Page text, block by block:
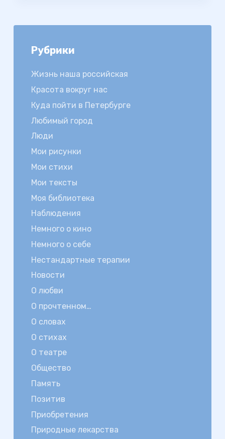
Рубрики
Жизнь наша российская
Красота вокруг нас
Куда пойти в Петербурге
Любимый город
Люди
Мои рисунки
Мои стихи
Мои тексты
Моя библиотека
Наблюдения
Немного о кино
Немного о себе
Нестандартные терапии
Новости
О любви
О прочтенном…
О словах
О стихах
О театре
Общество
Память
Позитив
Приобретения
Природные лекарства